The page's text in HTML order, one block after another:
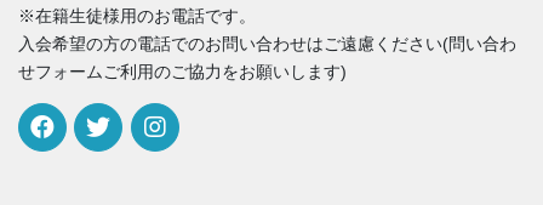
※在籍生徒様用のお電話です。
入会希望の方の電話でのお問い合わせはご遠慮ください(問い合わ
せフォームご利用のご協力をお願いします)